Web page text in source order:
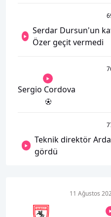
Serdar Dursun'un
Özer geçit vermedi
Sergio Cordova
Teknik direktör Arda
gördü
11 Ağustos